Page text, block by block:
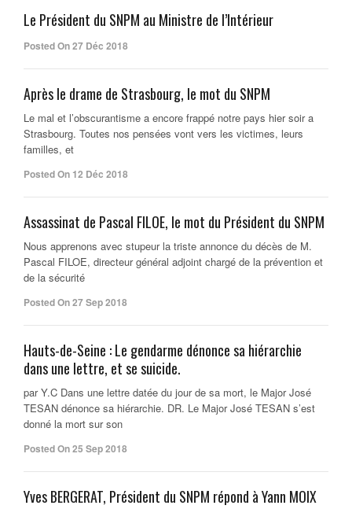
Le Président du SNPM au Ministre de l’Intérieur
Posted On 27 Déc 2018
Après le drame de Strasbourg, le mot du SNPM
Le mal et l’obscurantisme a encore frappé notre pays hier soir a
Strasbourg. Toutes nos pensées vont vers les victimes, leurs
familles, et
Posted On 12 Déc 2018
Assassinat de Pascal FILOE, le mot du Président du SNPM
Nous apprenons avec stupeur la triste annonce du décès de M.
Pascal FILOE, directeur général adjoint chargé de la prévention et
de la sécurité
Posted On 27 Sep 2018
Hauts-de-Seine : Le gendarme dénonce sa hiérarchie
dans une lettre, et se suicide.
par Y.C Dans une lettre datée du jour de sa mort, le Major José
TESAN dénonce sa hiérarchie. DR. Le Major José TESAN s’est
donné la mort sur son
Posted On 25 Sep 2018
Yves BERGERAT, Président du SNPM répond à Yann MOIX